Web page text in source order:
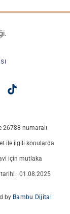
26788 numaralı
ile ilgili konularda
için mutlaka
: 01.08.2025
by Bambu Dijital